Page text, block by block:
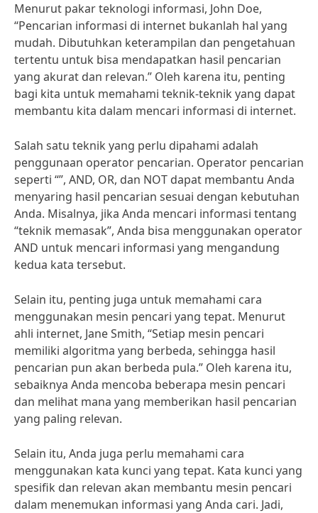
Menurut pakar teknologi informasi, John Doe,
“Pencarian informasi di internet bukanlah hal yang
mudah. Dibutuhkan keterampilan dan pengetahuan
tertentu untuk bisa mendapatkan hasil pencarian
yang akurat dan relevan.” Oleh karena itu, penting
bagi kita untuk memahami teknik-teknik yang dapat
membantu kita dalam mencari informasi di internet.
Salah satu teknik yang perlu dipahami adalah
penggunaan operator pencarian. Operator pencarian
seperti “”, AND, OR, dan NOT dapat membantu Anda
menyaring hasil pencarian sesuai dengan kebutuhan
Anda. Misalnya, jika Anda mencari informasi tentang
“teknik memasak”, Anda bisa menggunakan operator
AND untuk mencari informasi yang mengandung
kedua kata tersebut.
Selain itu, penting juga untuk memahami cara
menggunakan mesin pencari yang tepat. Menurut
ahli internet, Jane Smith, “Setiap mesin pencari
memiliki algoritma yang berbeda, sehingga hasil
pencarian pun akan berbeda pula.” Oleh karena itu,
sebaiknya Anda mencoba beberapa mesin pencari
dan melihat mana yang memberikan hasil pencarian
yang paling relevan.
Selain itu, Anda juga perlu memahami cara
menggunakan kata kunci yang tepat. Kata kunci yang
spesifik dan relevan akan membantu mesin pencari
dalam menemukan informasi yang Anda cari. Jadi,